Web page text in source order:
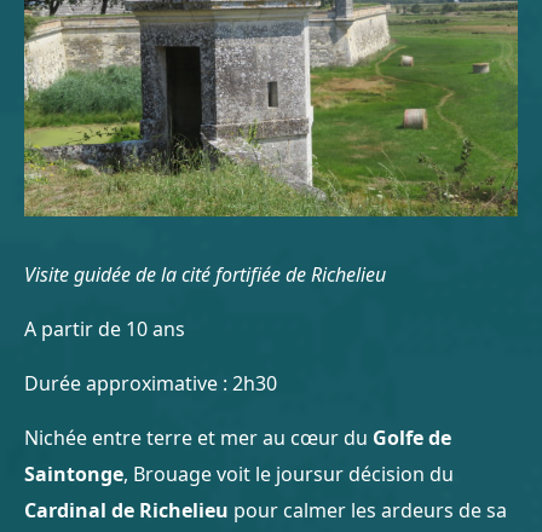
Visite guidée de la cité fortifiée de Richelieu
A partir de 10 ans
Durée approximative : 2h30
Nichée entre terre et mer au cœur du Golfe de
Saintonge, Brouage voit le joursur décision du
Cardinal de Richelieu pour calmer les ardeurs de sa